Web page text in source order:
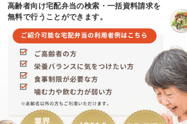
高齢者向け宅配弁当の検索・一括資料請求を
無料で行うことができます。